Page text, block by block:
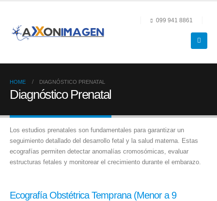
099 941 8861
HOME DIAGNÓSTICO PRENATAL
Diagnóstico Prenatal
Los estudios prenatales son fundamentales para garantizar un
seguimiento detallado del desarrollo fetal y la salud materna. Estas
ecografías permiten detectar anomalías cromosómicas, evaluar
estructuras fetales y monitorear el crecimiento durante el embarazo.
Ecografía Obstétrica Temprana (Menor a 9